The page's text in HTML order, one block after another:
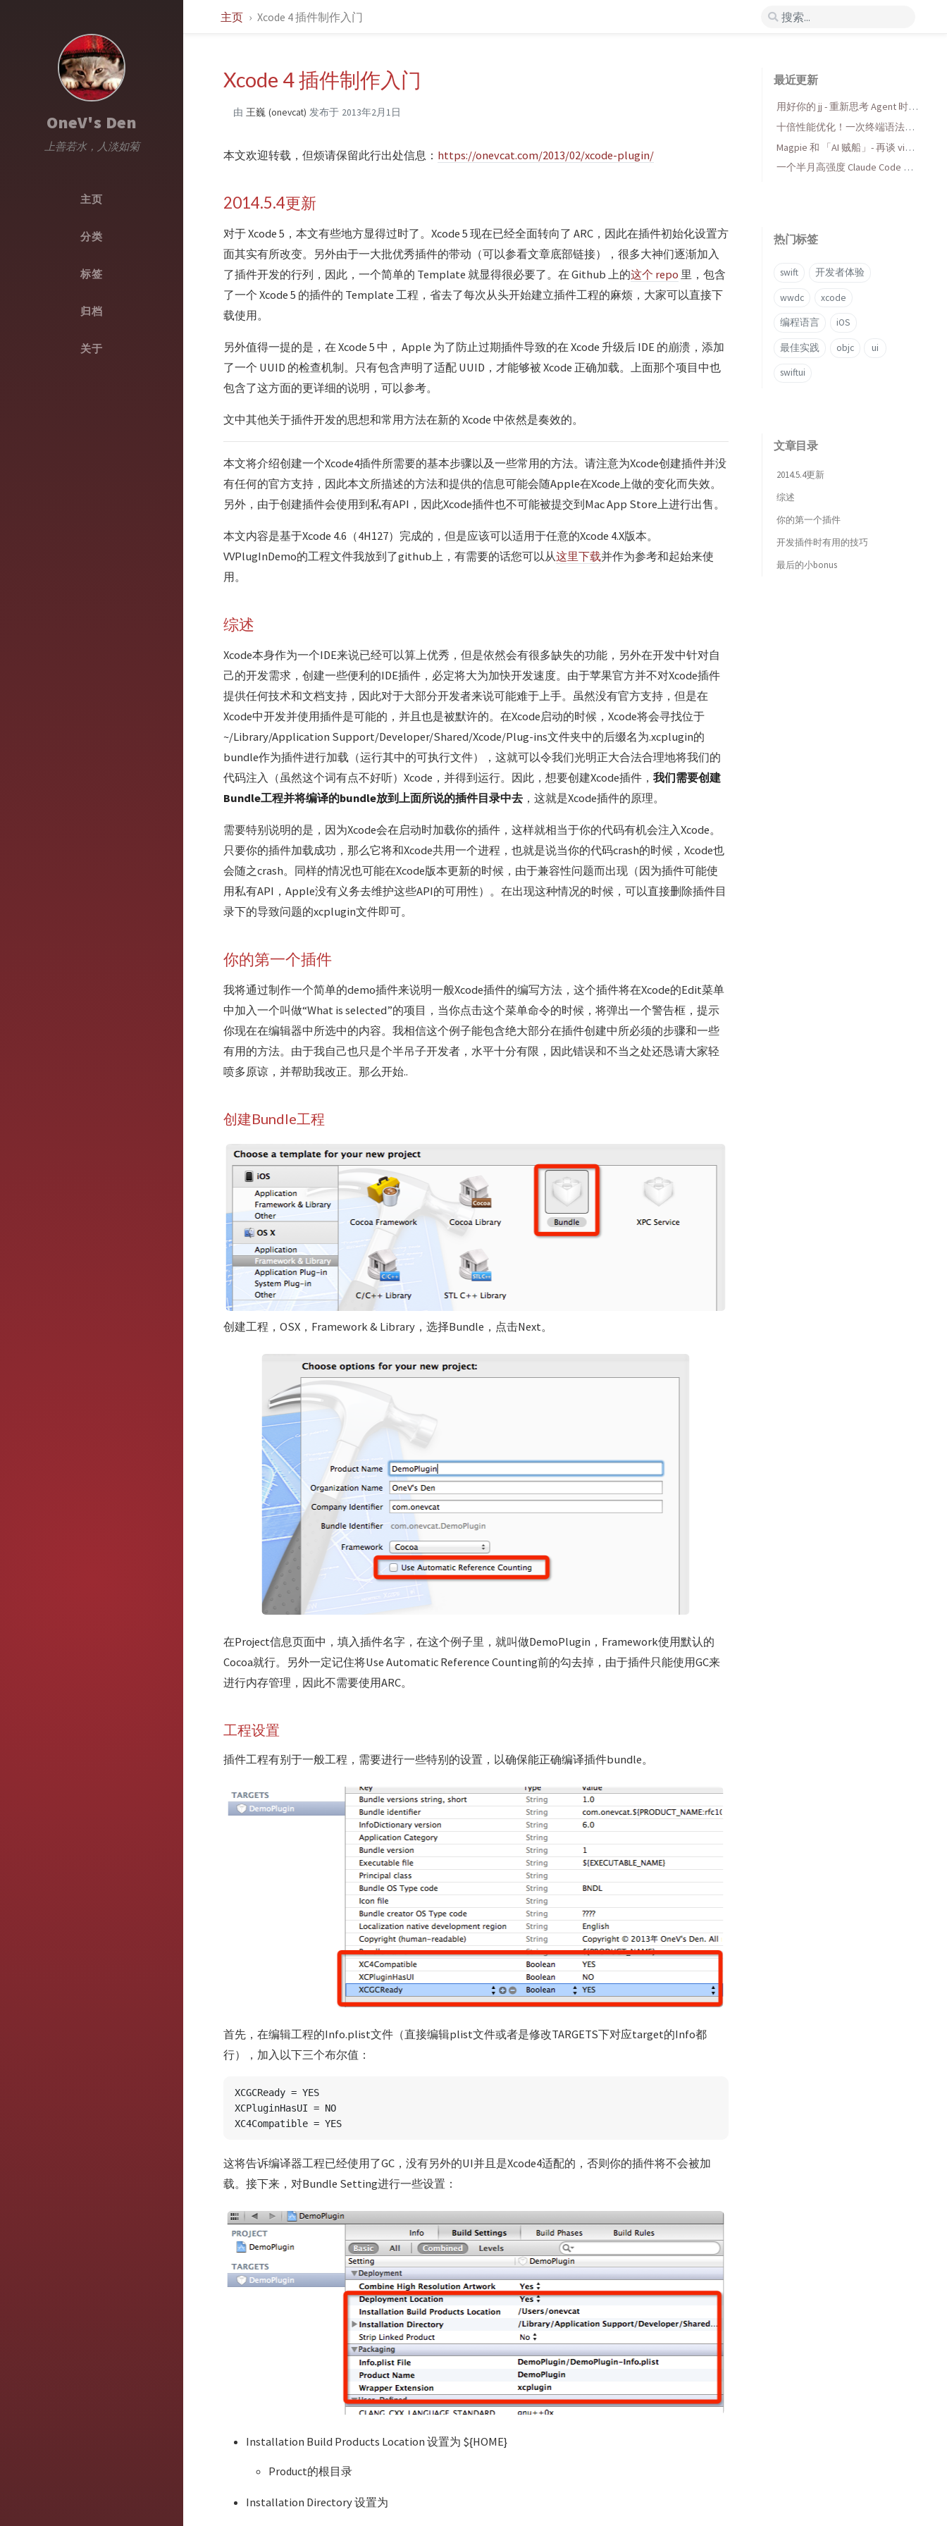
OneV's Den
上善若水，人淡如菊
主页
分类
标签
归档
关于
主页 Xcode 4 插件制作入门
Xcode 4 插件制作入门
由 王巍 (onevcat) 发布于 2013年2月1日
本文欢迎转载，但烦请保留此行出处信息： https://onevcat.com/2013/02/xcode-plugin/
2014.5.4更新
对于 Xcode 5，本文有些地方显得过时了。Xcode 5 现在已经全面转向了 ARC，因此在插件初始化设置方
面其实有所改变。另外由于一大批优秀插件的带动（可以参看文章底部链接），很多大神们逐渐加入
了插件开发的行列，因此，一个简单的 Template 就显得很必要了。在 Github 上的这个 repo 里，包含
了一个 Xcode 5 的插件的 Template 工程，省去了每次从头开始建立插件工程的麻烦，大家可以直接下
载使用。
另外值得一提的是，在 Xcode 5 中， Apple 为了防止过期插件导致的在 Xcode 升级后 IDE 的崩溃，添加
了一个 UUID 的检查机制。只有包含声明了适配 UUID，才能够被 Xcode 正确加载。上面那个项目中也
包含了这方面的更详细的说明，可以参考。
文中其他关于插件开发的思想和常用方法在新的 Xcode 中依然是奏效的。
本文将介绍创建一个Xcode4插件所需要的基本步骤以及一些常用的方法。请注意为Xcode创建插件并没
有任何的官方支持，因此本文所描述的方法和提供的信息可能会随Apple在Xcode上做的变化而失效。
另外，由于创建插件会使用到私有API，因此Xcode插件也不可能被提交到Mac App Store上进行出售。
本文内容是基于Xcode 4.6（4H127）完成的，但是应该可以适用于任意的Xcode 4.X版本。
VVPlugInDemo的工程文件我放到了github上，有需要的话您可以从这里下载并作为参考和起始来使
用。
综述
Xcode本身作为一个IDE来说已经可以算上优秀，但是依然会有很多缺失的功能，另外在开发中针对自
己的开发需求，创建一些便利的IDE插件，必定将大为加快开发速度。由于苹果官方并不对Xcode插件
提供任何技术和文档支持，因此对于大部分开发者来说可能难于上手。虽然没有官方支持，但是在
Xcode中开发并使用插件是可能的，并且也是被默许的。在Xcode启动的时候，Xcode将会寻找位于
~/Library/Application Support/Developer/Shared/Xcode/Plug-ins文件夹中的后缀名为.xcplugin的
bundle作为插件进行加载（运行其中的可执行文件），这就可以令我们光明正大合法合理地将我们的
代码注入（虽然这个词有点不好听）Xcode，并得到运行。因此，想要创建Xcode插件， 我们需要创建
Bundle工程并将编译的bundle放到上面所说的插件目录中去，这就是Xcode插件的原理。
需要特别说明的是，因为Xcode会在启动时加载你的插件，这样就相当于你的代码有机会注入Xcode。
只要你的插件加载成功，那么它将和Xcode共用一个进程，也就是说当你的代码crash的时候，Xcode也
会随之crash。同样的情况也可能在Xcode版本更新的时候，由于兼容性问题而出现（因为插件可能使
用私有API，Apple没有义务去维护这些API的可用性）。在出现这种情况的时候，可以直接删除插件目
录下的导致问题的xcplugin文件即可。
你的第一个插件
我将通过制作一个简单的demo插件来说明一般Xcode插件的编写方法，这个插件将在Xcode的Edit菜单
中加入一个叫做“What is selected”的项目，当你点击这个菜单命令的时候，将弹出一个警告框，提示
你现在在编辑器中所选中的内容。我相信这个例子能包含绝大部分在插件创建中所必须的步骤和一些
有用的方法。由于我自己也只是个半吊子开发者，水平十分有限，因此错误和不当之处还恳请大家轻
喷多原谅，并帮助我改正。那么开始..
创建Bundle工程
创建工程，OSX，Framework & Library，选择Bundle，点击Next。
在Project信息页面中，填入插件名字，在这个例子里，就叫做DemoPlugin，Framework使用默认的
Cocoa就行。另外一定记住将Use Automatic Reference Counting前的勾去掉，由于插件只能使用GC来
进行内存管理，因此不需要使用ARC。
工程设置
插件工程有别于一般工程，需要进行一些特别的设置，以确保能正确编译插件bundle。
首先，在编辑工程的Info.plist文件（直接编辑plist文件或者是修改TARGETS下对应target的Info都
行），加入以下三个布尔值：
XCGCReady = YES
XCPluginHasUI = NO
XC4Compatible = YES
这将告诉编译器工程已经使用了GC，没有另外的UI并且是Xcode4适配的，否则你的插件将不会被加
载。接下来，对Bundle Setting进行一些设置：
Installation Build Products Location 设置为 ${HOME}
Product的根目录
Installation Directory 设置为
最近更新
用好你的 jj - 重新思考 Agent 时代
的版本控制
十倍性能优化！一次终端语法高
亮库的 AI 折腾与收获
Magpie 和 「AI 贼船」- 再谈 vibe
coding，当代码变得廉价时...
一个半月高强度 Claude Code 使
热门标签
swift 开发者体验
wwdc xcode
编程语言 iOS
最佳实践 objc ui
swiftui
文章目录
2014.5.4更新
综述
你的第一个插件
开发插件时有用的技巧
最后的小bonus